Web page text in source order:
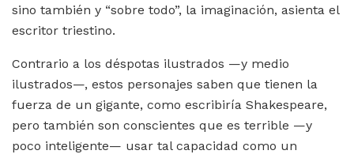
sino también y “sobre todo”, la imaginación, asienta el
escritor triestino.
Contrario a los déspotas ilustrados —y medio
ilustrados—, estos personajes saben que tienen la
fuerza de un gigante, como escribiría Shakespeare,
pero también son conscientes que es terrible —y
poco inteligente— usar tal capacidad como un